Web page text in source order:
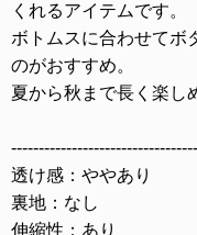
くれるアイテムです。
ボトムスに合わせてボ
のがおすすめ。
夏から秋まで長く楽し
透け感：ややあり
裏地：なし
伸縮性：あり